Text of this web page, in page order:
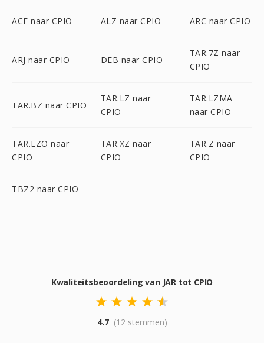
ACE naar CPIO ALZ naar CPIO ARC naar CPIO
ARJ naar CPIO DEB naar CPIO
TAR.7Z naar
CPIO
TAR.BZ naar CPIO
TAR.LZ naar
CPIO
TAR.LZMA
naar CPIO
TAR.LZO naar
CPIO
TAR.XZ naar
CPIO
TAR.Z naar
CPIO
TBZ2 naar CPIO
Kwaliteitsbeoordeling van JAR tot CPIO
4.7 (12 stemmen)